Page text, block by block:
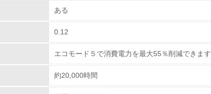
ある
0.12
エコモード５で消費電力を最大55％削減できます
約20,000時間